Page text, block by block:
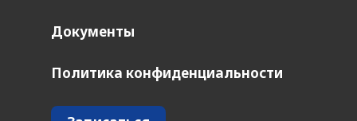
Документы
Политика конфиденциальности